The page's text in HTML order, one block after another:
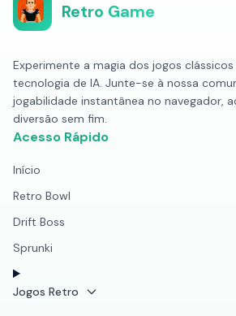
Retro Game
Experimente a magia dos jogos
tecnologia de IA. Junte-se à nossa
jogabilidade instantânea no navegador,
diversão sem fim.
Acesso Rápido
Início
Retro Bowl
Drift Boss
Sprunki
Jogos Retro